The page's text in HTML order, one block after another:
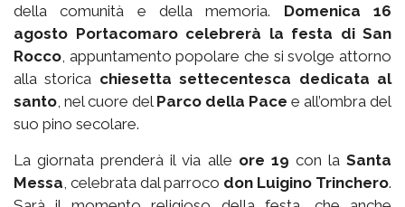
della comunità e della memoria. Domenica 16
agosto Portacomaro celebrerà la festa di San
Rocco , appuntamento popolare che si svolge attorno
alla storica chiesetta settecentesca dedicata al
santo , nel cuore del Parco della Pace e all’ombra del
suo pino secolare.
La giornata prenderà il via alle ore 19 con laSanta
Messa , celebrata dal parroco don Luigino Trinchero.